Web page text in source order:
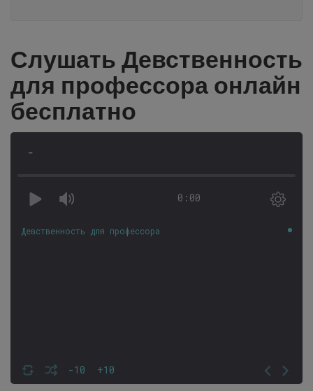
Слушать Девственность
для профессора онлайн
бесплатно
-
0:00
-10 +10
Девственность для профессора